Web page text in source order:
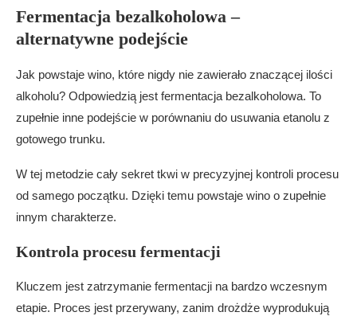
Fermentacja bezalkoholowa –
alternatywne podejście
Jak powstaje wino, które nigdy nie zawierało znaczącej ilości
alkoholu? Odpowiedzią jest fermentacja bezalkoholowa. To
zupełnie inne podejście w porównaniu do usuwania etanolu z
gotowego trunku.
W tej metodzie cały sekret tkwi w precyzyjnej kontroli procesu
od samego początku. Dzięki temu powstaje wino o zupełnie
innym charakterze.
Kontrola procesu fermentacji
Kluczem jest zatrzymanie fermentacji na bardzo wczesnym
etapie. Proces jest przerywany, zanim drożdże wyprodukują